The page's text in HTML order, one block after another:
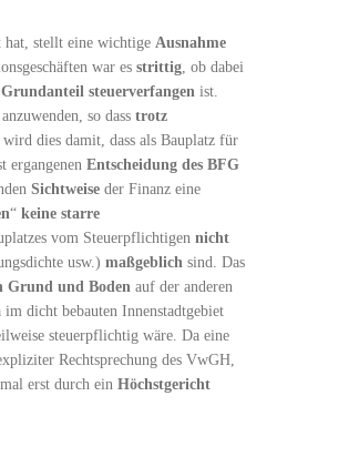
hat, stellt eine wichtige Ausnahme
war es strittig , ob dabei
steuerverfangen ist.
so dass trotz
dies damit, dass als Bauplatz für
ergangenen Entscheidung des BFG
Sichtweise der Finanz eine
“ keine starre
vom Steuerpflichtigen nicht
usw.) maßgeblich sind. Das
Grund und Boden auf der anderen
dicht bebauten Innenstadtgebiet
steuerpflichtig wäre. Da eine
Rechtsprechung des VwGH,
erst durch ein Höchstgericht